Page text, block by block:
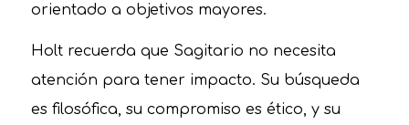
orientado a objetivos mayores.
Holt recuerda que Sagitario no necesita
atención para tener impacto. Su búsqueda
es filosófica, su compromiso es ético, y su